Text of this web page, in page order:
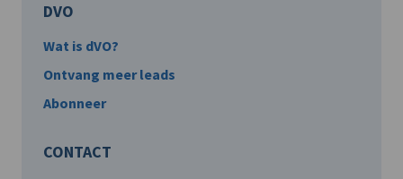
DVO
Wat is dVO?
Ontvang meer leads
Abonneer
CONTACT